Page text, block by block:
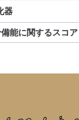
リズマブ
チン エルシニア腸
血症
器
備能に関するスコ